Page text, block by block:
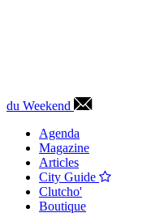
du Weekend
Agenda
Magazine
Articles
City Guide
Clutcho'
Boutique